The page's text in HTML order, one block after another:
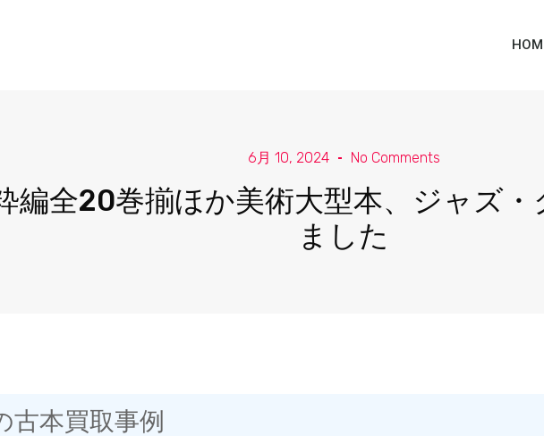
6月 10, 2024 No Comments
編全20巻揃ほか美術大型本、ジャズ
ました
古本買取事例